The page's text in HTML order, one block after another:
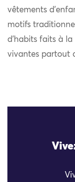
vêtements
motifs
d’habits faits à
vivantes partout